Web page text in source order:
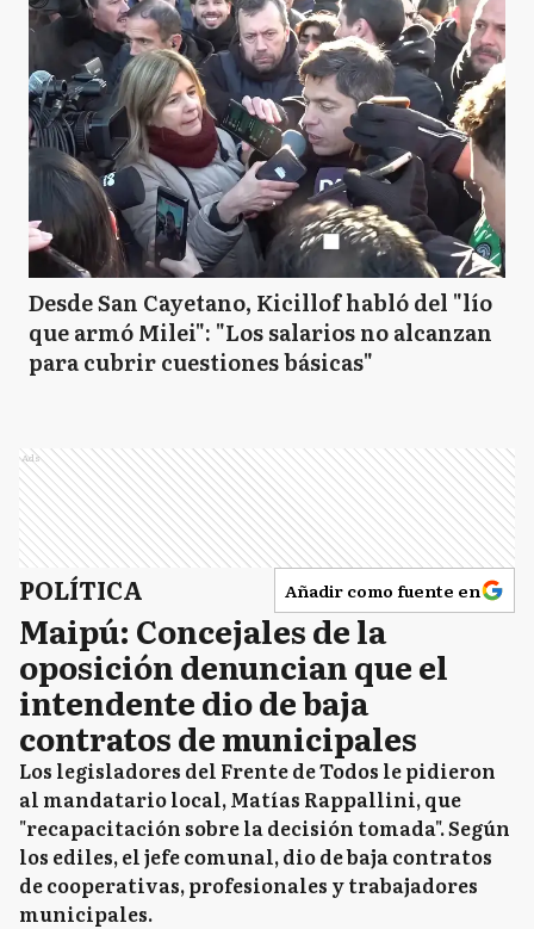
SI San Isidro
SM San Miguel
T Tigre
VL Vicente López
BA Buenos Aires
Desde San Cayetano, Kicillof habló del "lío
que armó Milei": "Los salarios no alcanzan
para cubrir cuestiones básicas"
Ads
POLÍTICA Añadir como fuente en
Maipú: Concejales de la
oposición denuncian que el
intendente dio de baja
contratos de municipales
Los legisladores del Frente de Todos le pidieron
al mandatario local, Matías Rappallini, que
"recapacitación sobre la decisión tomada". Según
los ediles, el jefe comunal, dio de baja contratos
de cooperativas, profesionales y trabajadores
municipales.